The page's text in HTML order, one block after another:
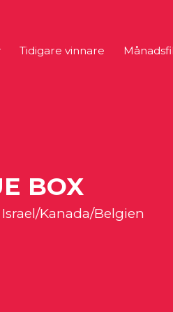
Tidigare vinnare
BOX
Kanada/Belgien